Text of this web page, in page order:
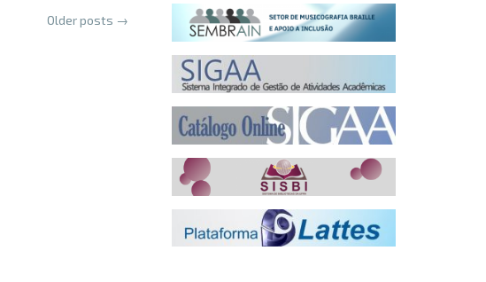
Older posts →